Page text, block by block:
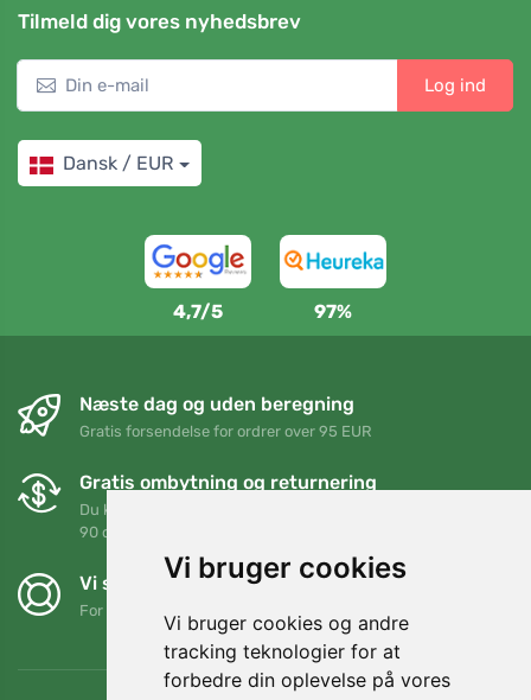
Vi bruger cookies
Vi bruger cookies og andre
tracking teknologier for at
forbedre din oplevelse på vores
Tilmeld dig vores nyhedsbrev
Log ind
Dansk / EUR
4,7/5 97%
Næste dag og uden beregning
Gratis forsendelse for ordrer over 95 EUR
Gratis ombytning og returnering
Du kan returnere eller bytte din ordre når som helst inden for
90 dage
Vi støtter Trees.org
For hver ordre planter vi et træ! Læs mere